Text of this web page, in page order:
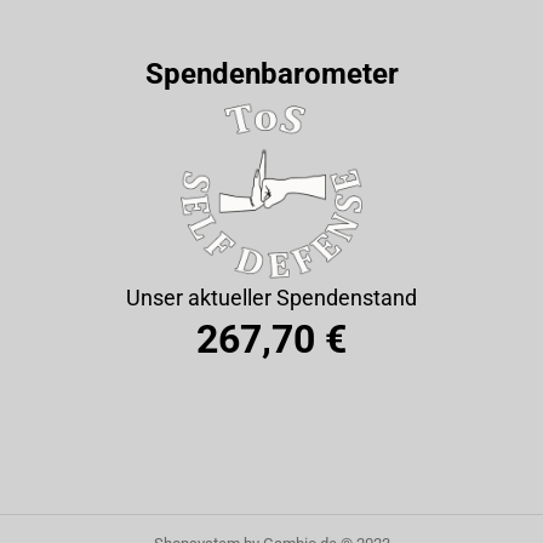
Spendenbarometer
Unser aktueller Spendenstand
267,70 €